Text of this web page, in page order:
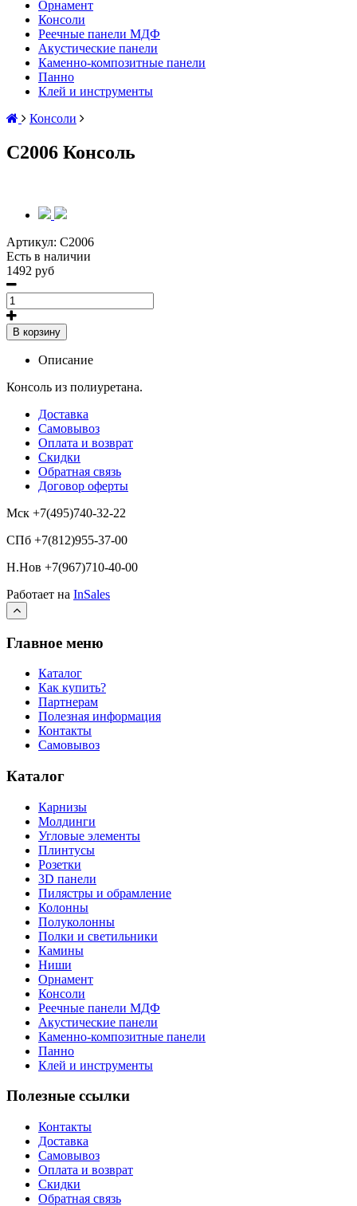
Орнамент
Консоли
Реечные панели МДФ
Акустические панели
Каменно-композитные панели
Панно
Клей и инструменты
Консоли
C2006 Консоль
Артикул: C2006
Есть в наличии
1492 руб
В корзину
Описание
Консоль из полиуретана.
Доставка
Самовывоз
Оплата и возврат
Скидки
Обратная связь
Договор оферты
Мск +7(495)740-32-22
СПб +7(812)955-37-00
Н.Нов +7(967)710-40-00
Работает на InSales
Главное меню
Каталог
Как купить?
Партнерам
Полезная информация
Контакты
Самовывоз
Каталог
Карнизы
Молдинги
Угловые элементы
Плинтусы
Розетки
3D панели
Пилястры и обрамление
Колонны
Полуколонны
Полки и светильники
Камины
Ниши
Орнамент
Консоли
Реечные панели МДФ
Акустические панели
Каменно-композитные панели
Панно
Клей и инструменты
Полезные ссылки
Контакты
Доставка
Самовывоз
Оплата и возврат
Скидки
Обратная связь